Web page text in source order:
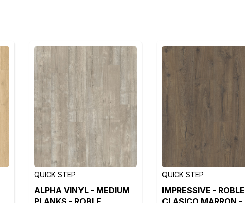
QUICK STEP
ALPHA VINYL - MEDIUM
QUICK STEP
IMPRESSIVE - ROBLE